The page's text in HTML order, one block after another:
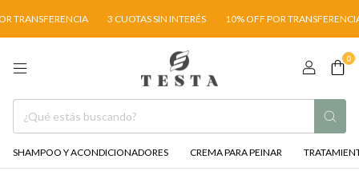
3 CUOTAS SIN INTERÉS 10% OFF POR TRANSFERENCIA
0
SHAMPOO Y ACONDICIONADORES CREMA PARA PEINAR